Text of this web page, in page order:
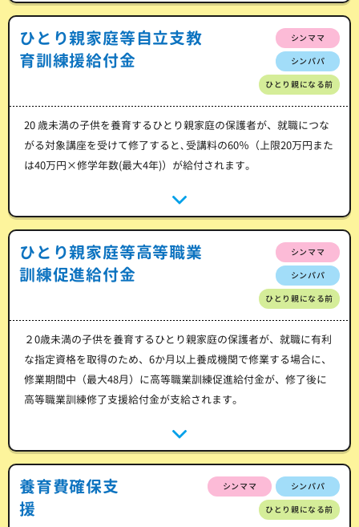
ひとり親家庭等自立支教
育訓練援給付金
シンママ
シンパパ
ひとり親になる前
20 歳未満の子供を養育するひとり親家庭の保護者が、就職につな
がる対象講座を受けて修了すると､受講料の60％（上限20万円また
は40万円×修学年数(最大4年)）が給付されます。
ひとり親家庭等高等職業
訓練促進給付金
シンママ
シンパパ
ひとり親になる前
２0歳未満の子供を養育するひとり親家庭の保護者が、就職に有利
な指定資格を取得のため、6か月以上養成機関で修業する場合に、
修業期間中（最大48月）に高等職業訓練促進給付金が、修了後に
高等職業訓練修了支援給付金が支給されます。
養育費確保支
援
シンママ シンパパ
ひとり親になる前